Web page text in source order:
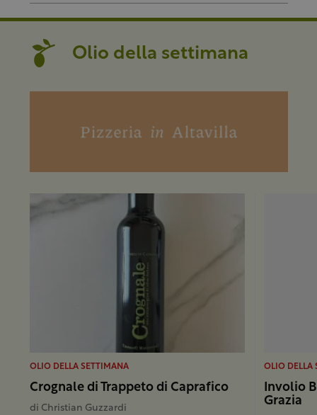
Olio della settimana
OLIO DELLA SETTIMANA
Crognale di Trappeto di Caprafico
di Christian Guzzardi
OLIO DELLA
Involio
Grazia